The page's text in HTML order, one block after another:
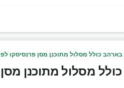
בארהב כולל מסלול מתוכנן מסן פרנסיסקו
מסלול מתוכנן